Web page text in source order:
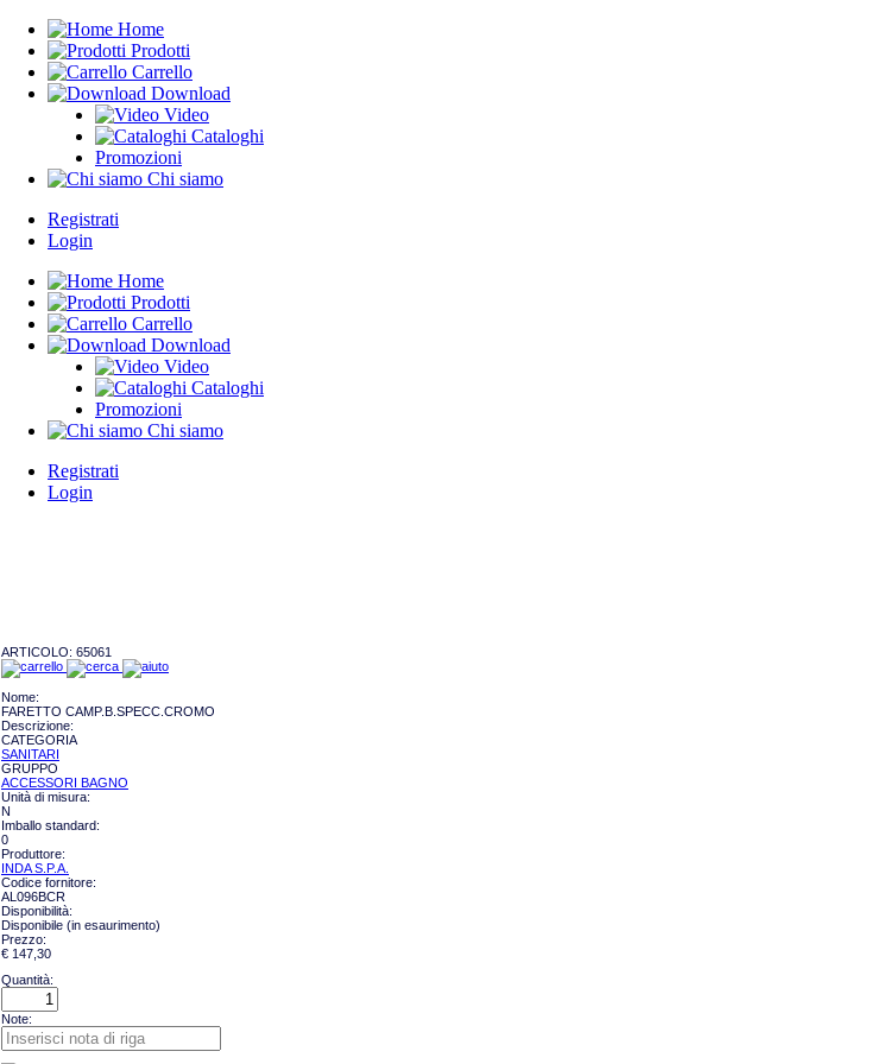
Home
Prodotti
Carrello
Download
Video
Cataloghi
Promozioni
Chi siamo
Registrati
Login
Home
Prodotti
Carrello
Download
Video
Cataloghi
Promozioni
Chi siamo
Registrati
Login
ARTICOLO: 65061
Nome:
FARETTO CAMP.B.SPECC.CROMO
Descrizione:
CATEGORIA
SANITARI
GRUPPO
ACCESSORI BAGNO
Unità di misura:
N
Imballo standard:
0
Produttore:
INDA S.P.A.
Codice fornitore:
AL096BCR
Disponibilità:
Disponibile (in esaurimento)
Prezzo:
€ 147,30
Quantità:
Note: